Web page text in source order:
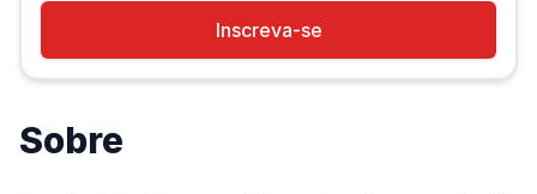
Inscreva-se
Sobre